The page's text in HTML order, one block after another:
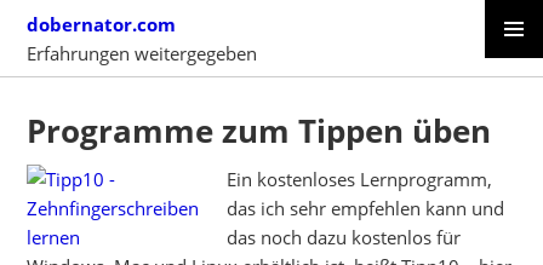
content
dobernator.com
Erfahrungen weitergegeben
CONTENT
Programme zum Tippen üben
Ein kostenloses Lernprogramm,
das ich sehr empfehlen kann und
das noch dazu kostenlos für